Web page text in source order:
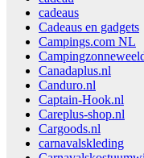
cadeaus
Cadeaus en gadgets
Campings.com NL
Canadaplus.nl
Canduro.nl
Captain-Hook.nl
Careplus-shop.nl
Cargoods.nl
carnavalskleding